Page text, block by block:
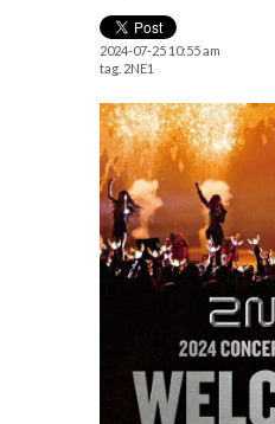
2024-07-25 10:55 am
tag. 2NE1